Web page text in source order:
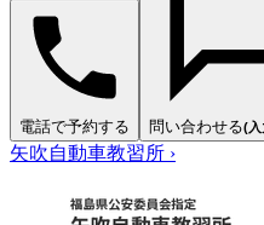
電話で予約する 問い合わせる(入
矢吹自動車教習所 ›